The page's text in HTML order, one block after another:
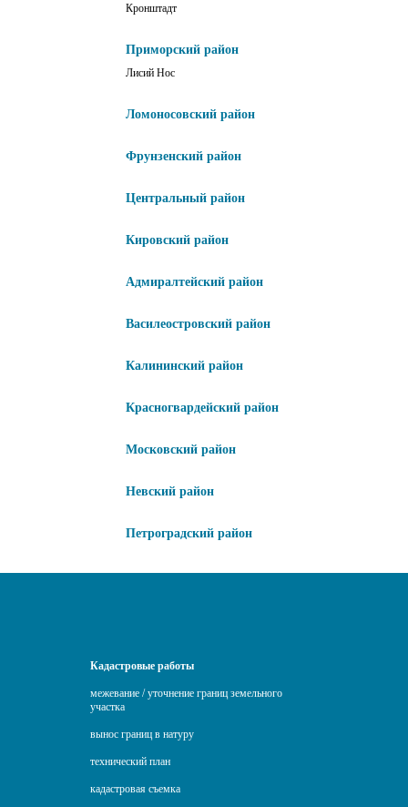
Кронштадт
Приморский район
Лисий Нос
Ломоносовский район
Фрунзенский район
Центральный район
Кировский район
Адмиралтейский район
Василеостровский район
Калининский район
Красногвардейский район
Московский район
Невский район
Петроградский район
Кадастровые работы
межевание / уточнение границ земельного
участка
вынос границ в натуру
технический план
кадастровая съемка